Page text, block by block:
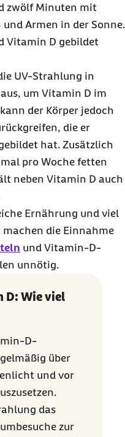
zwölf Minuten mit
Armen in der Sonne.
Vitamin D gebildet
UV-Strahlung in
um Vitamin D im
der Körper jedoch
die er
hat. Zusätzlich
pro Woche fetten
neben Vitamin D auch
Ernährung und viel
die Einnahme
und Vitamin-D-
unnötig.
D: Wie viel
D-
über
und vor
das
zur